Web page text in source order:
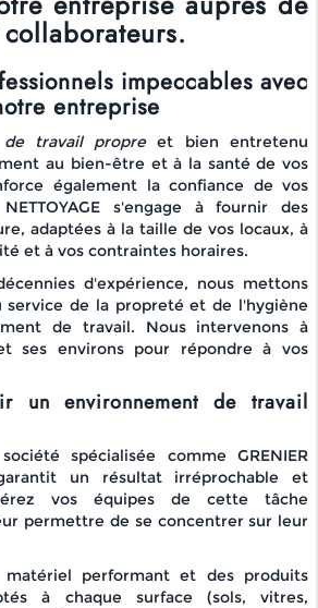
impeccables avec
entreprise
de travail propreet bien entretenu
au bien-être et à la santé de vos
également la confiance de vos
NETTOYAGE s'engage à fournir des
adaptées à la taille de vos locaux, à
et à vos contraintes horaires.
d'expérience, nous mettons
service de la propreté et de l'hygiène
de travail. Nous intervenons à
ses environs pour répondre à vos
un environnement de travail
spécialisée comme GRENIER
garantit un résultat irréprochable et
vos équipes de cette tâche
permettre de se concentrer sur leur
matériel performant et des produits
à chaque surface (sols, vitres,